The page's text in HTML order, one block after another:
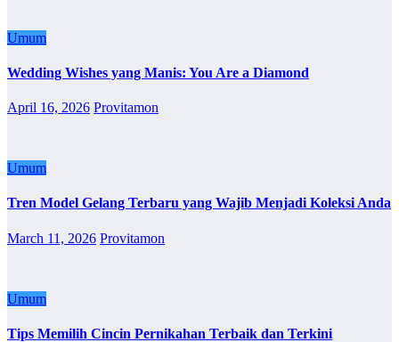
Umum
Wedding Wishes yang Manis: You Are a Diamond
April 16, 2026 Provitamon
Umum
Tren Model Gelang Terbaru yang Wajib Menjadi Koleksi Anda
March 11, 2026 Provitamon
Umum
Tips Memilih Cincin Pernikahan Terbaik dan Terkini